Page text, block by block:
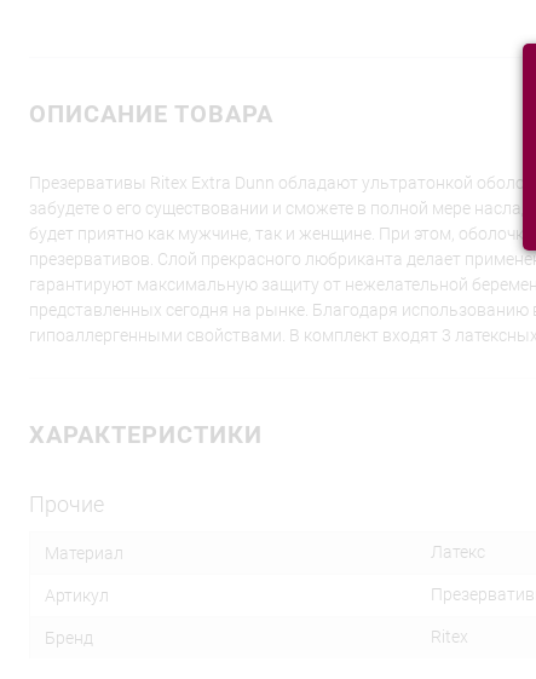
ОПИСАНИЕ ТОВАРА
Презервативы Ritex Extra Dunn обладают ультратонкой
забудете о его существовании и сможете в полной мере
будет приятно как мужчине, так и женщине. При этом,
презервативов. Слой прекрасного любриканта делает
гарантируют максимальную защиту от нежелательной
представленных сегодня на рынке. Благодаря
гипоаллергенными свойствами. В комплект входят 3
ХАРАКТЕРИСТИКИ
Прочие
Материал Латекс
Артикул
Бренд Ritex